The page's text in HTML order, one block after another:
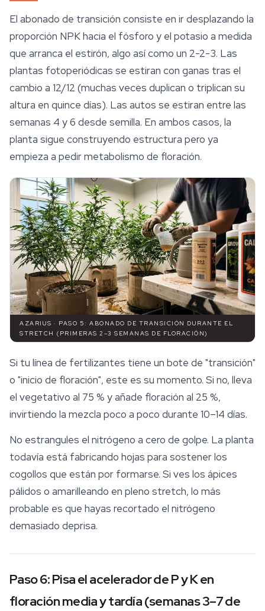
El abonado de transición consiste en ir desplazando la
proporción NPK hacia el fósforo y el potasio a medida
que arranca el estirón, algo así como un 2-2-3. Las
plantas fotoperiódicas se estiran con ganas tras el
cambio a 12/12 (muchas veces duplican o triplican su
altura en quince días). Las autos se estiran entre las
semanas 4 y 6 desde semilla. En ambos casos, la
planta sigue construyendo estructura pero ya
empieza a pedir metabolismo de floración.
AZARIUS · PASO 5: ABONADO DE TRANSICIÓN DURANTE EL
STRETCH (PRIMERAS 2–3 SEMANAS DE FLORACIÓN)
Si tu línea de fertilizantes tiene un bote de "transición"
o "inicio de floración", este es su momento. Si no, lleva
el vegetativo al 75 % y añade floración al 25 %,
invirtiendo la mezcla poco a poco durante 10–14 días.
No estrangules el nitrógeno a cero de golpe. La planta
todavía está fabricando hojas para sostener los
cogollos que están por formarse. Si ves los ápices
pálidos o amarilleando en pleno stretch, lo más
probable es que hayas recortado el nitrógeno
demasiado deprisa.
Paso 6: Pisa el acelerador de P y K en
floración media y tardía (semanas 3–7 de